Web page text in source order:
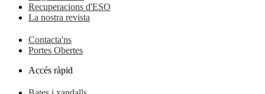
Recuperacions d'ESO
La nostra revista
Contacta'ns
Portes Obertes
Accés ràpid